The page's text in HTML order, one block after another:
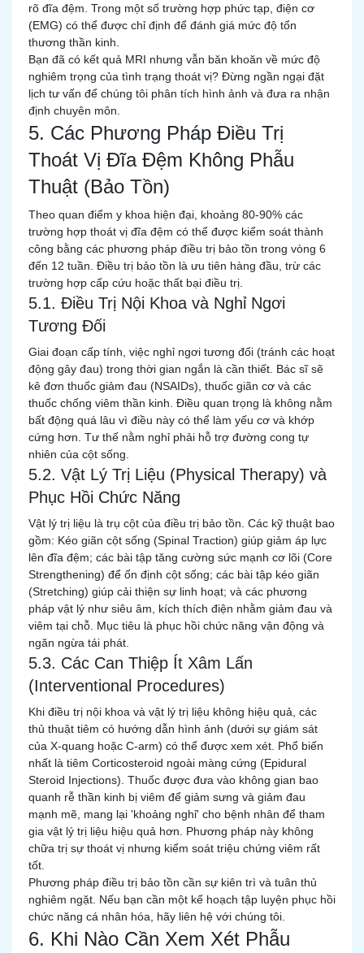
rõ đĩa đệm. Trong một số trường hợp phức tạp, điện cơ
(EMG) có thể được chỉ định để đánh giá mức độ tổn
thương thần kinh.
Bạn đã có kết quả MRI nhưng vẫn băn khoăn về mức độ
nghiêm trọng của tình trạng thoát vị? Đừng ngần ngại đặt
lịch tư vấn để chúng tôi phân tích hình ảnh và đưa ra nhận
định chuyên môn.
5. Các Phương Pháp Điều Trị
Thoát Vị Đĩa Đệm Không Phẫu
Thuật (Bảo Tồn)
Theo quan điểm y khoa hiện đại, khoảng 80-90% các
trường hợp thoát vị đĩa đệm có thể được kiểm soát thành
công bằng các phương pháp điều trị bảo tồn trong vòng 6
đến 12 tuần. Điều trị bảo tồn là ưu tiên hàng đầu, trừ các
trường hợp cấp cứu hoặc thất bại điều trị.
5.1. Điều Trị Nội Khoa và Nghỉ Ngơi
Tương Đối
Giai đoạn cấp tính, việc nghỉ ngơi tương đối (tránh các hoạt
động gây đau) trong thời gian ngắn là cần thiết. Bác sĩ sẽ
kê đơn thuốc giảm đau (NSAIDs), thuốc giãn cơ và các
thuốc chống viêm thần kinh. Điều quan trọng là không nằm
bất động quá lâu vì điều này có thể làm yếu cơ và khớp
cứng hơn. Tư thế nằm nghỉ phải hỗ trợ đường cong tự
nhiên của cột sống.
5.2. Vật Lý Trị Liệu (Physical Therapy) và
Phục Hồi Chức Năng
Vật lý trị liệu là trụ cột của điều trị bảo tồn. Các kỹ thuật bao
gồm: Kéo giãn cột sống (Spinal Traction) giúp giảm áp lực
lên đĩa đệm; các bài tập tăng cường sức mạnh cơ lõi (Core
Strengthening) để ổn định cột sống; các bài tập kéo giãn
(Stretching) giúp cải thiện sự linh hoạt; và các phương
pháp vật lý như siêu âm, kích thích điện nhằm giảm đau và
viêm tại chỗ. Mục tiêu là phục hồi chức năng vận động và
ngăn ngừa tái phát.
5.3. Các Can Thiệp Ít Xâm Lấn
(Interventional Procedures)
Khi điều trị nội khoa và vật lý trị liệu không hiệu quả, các
thủ thuật tiêm có hướng dẫn hình ảnh (dưới sự giám sát
của X-quang hoặc C-arm) có thể được xem xét. Phổ biến
nhất là tiêm Corticosteroid ngoài màng cứng (Epidural
Steroid Injections). Thuốc được đưa vào không gian bao
quanh rễ thần kinh bị viêm để giảm sưng và giảm đau
mạnh mẽ, mang lại 'khoảng nghỉ' cho bệnh nhân để tham
gia vật lý trị liệu hiệu quả hơn. Phương pháp này không
chữa trị sự thoát vị nhưng kiểm soát triệu chứng viêm rất
tốt.
Phương pháp điều trị bảo tồn cần sự kiên trì và tuân thủ
nghiêm ngặt. Nếu bạn cần một kế hoạch tập luyện phục hồi
chức năng cá nhân hóa, hãy liên hệ với chúng tôi.
6. Khi Nào Cần Xem Xét Phẫu